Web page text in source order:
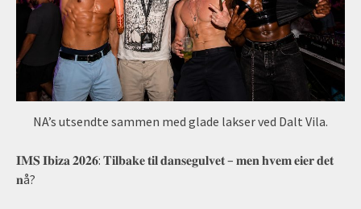
NA’s utsendte sammen med glade lakser ved Dalt Vila.
𝐈𝐌𝐒 𝐈𝐛𝐢𝐳𝐚 𝟐𝟎𝟐𝟔: 𝐓𝐢𝐥𝐛𝐚𝐤𝐞 𝐭𝐢𝐥 𝐝𝐚𝐧𝐬𝐞𝐠𝐮𝐥𝐯𝐞𝐭 – 𝐦𝐞𝐧 𝐡𝐯𝐞𝐦 𝐞𝐢𝐞𝐫 𝐝𝐞𝐭
𝐧å?